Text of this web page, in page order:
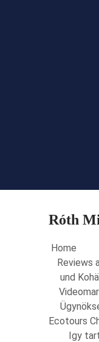
Róth
Home
Reviews
und
Ecotours
Igy